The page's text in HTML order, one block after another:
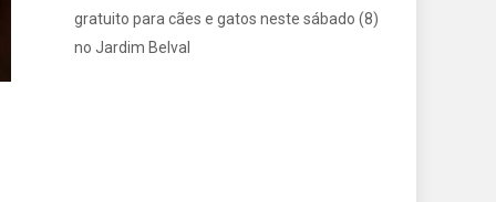
gratuito para cães e gatos neste sábado (8)
no Jardim Belval